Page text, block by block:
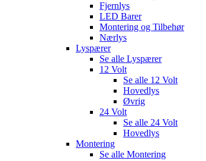
Fjernlys
LED Barer
Montering og Tilbehør
Nærlys
Lyspærer
Se alle Lyspærer
12 Volt
Se alle 12 Volt
Hovedlys
Øvrig
24 Volt
Se alle 24 Volt
Hovedlys
Montering
Se alle Montering